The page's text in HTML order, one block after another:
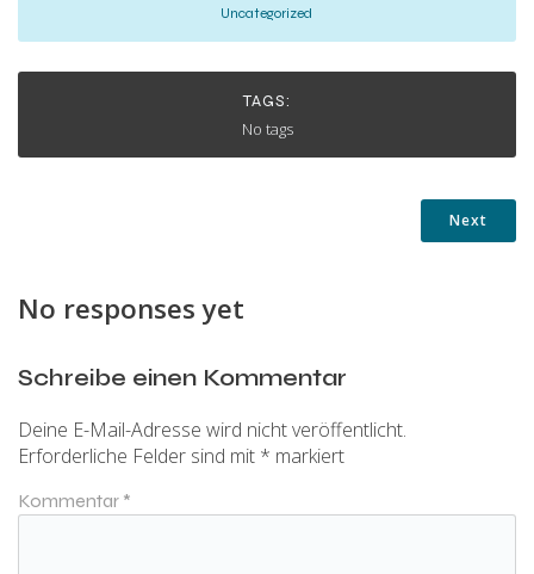
Uncategorized
TAGS:
No tags
Next
No responses yet
Schreibe einen Kommentar
Deine E-Mail-Adresse wird nicht veröffentlicht.
Erforderliche Felder sind mit * markiert
Kommentar *